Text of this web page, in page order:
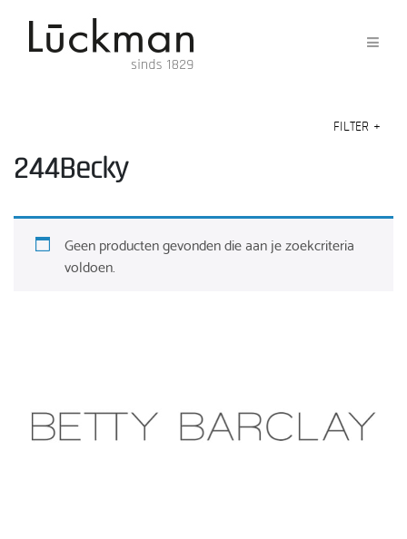
FILTER +
244Becky
Geen producten gevonden die aan je zoekcriteria
voldoen.